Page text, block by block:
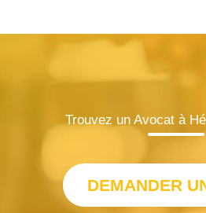
Trouvez un Avocat à
DEMANDER